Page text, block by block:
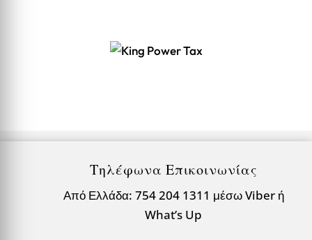
Τηλέφωνα Επικοινωνίας
Από Ελλάδα: 754 204 1311 μέσω Viber ή
What’s Up